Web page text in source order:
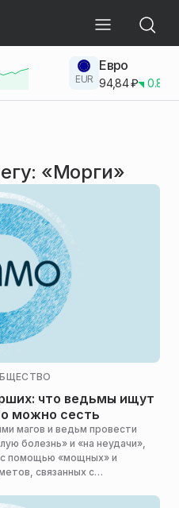
EUR
Евро
94,84₽ 0.83
«Морги»
что ведьмы ищут
можно сесть
магов и ведьм провести
болезнь» и «на неудачи»,
с помощью «мощных» и
связанных с
именно пытаются